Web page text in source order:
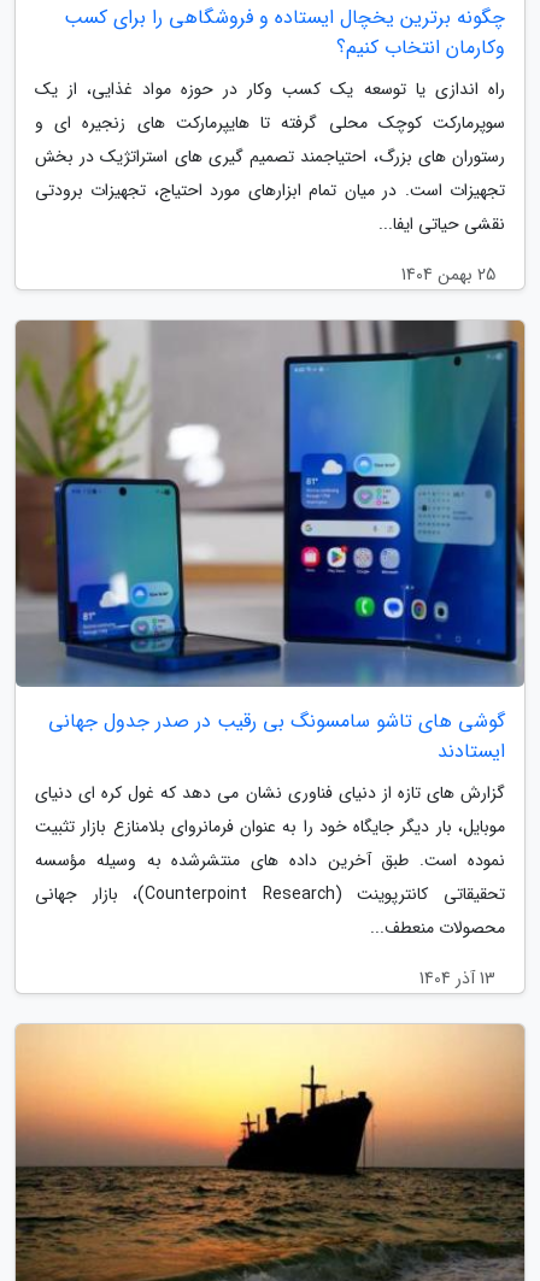
چگونه برترین یخچال ایستاده و فروشگاهی را برای کسب
وکارمان انتخاب کنیم؟
راه اندازی یا توسعه یک کسب وکار در حوزه مواد غذایی، از یک
سوپرمارکت کوچک محلی گرفته تا هایپرمارکت های زنجیره ای و
رستوران های بزرگ، احتیاجمند تصمیم گیری های استراتژیک در بخش
تجهیزات است. در میان تمام ابزارهای مورد احتیاج، تجهیزات برودتی
نقشی حیاتی ایفا...
25 بهمن 1404
گوشی های تاشو سامسونگ بی رقیب در صدر جدول جهانی
ایستادند
گزارش های تازه از دنیای فناوری نشان می دهد که غول کره ای دنیای
موبایل، بار دیگر جایگاه خود را به عنوان فرمانروای بلامنازع بازار تثبیت
نموده است. طبق آخرین داده های منتشرشده به وسیله مؤسسه
تحقیقاتی کانترپوینت (Counterpoint Research)، بازار جهانی
محصولات منعطف...
13 آذر 1404